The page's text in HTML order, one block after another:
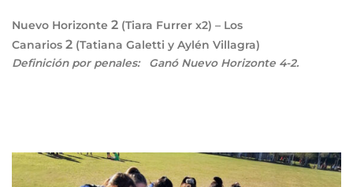
Nuevo Horizonte 2 (Tiara Furrer x2) – Los
Canarios 2 (Tatiana Galetti y Aylén Villagra)
Definición por penales: Ganó Nuevo Horizonte 4-2.